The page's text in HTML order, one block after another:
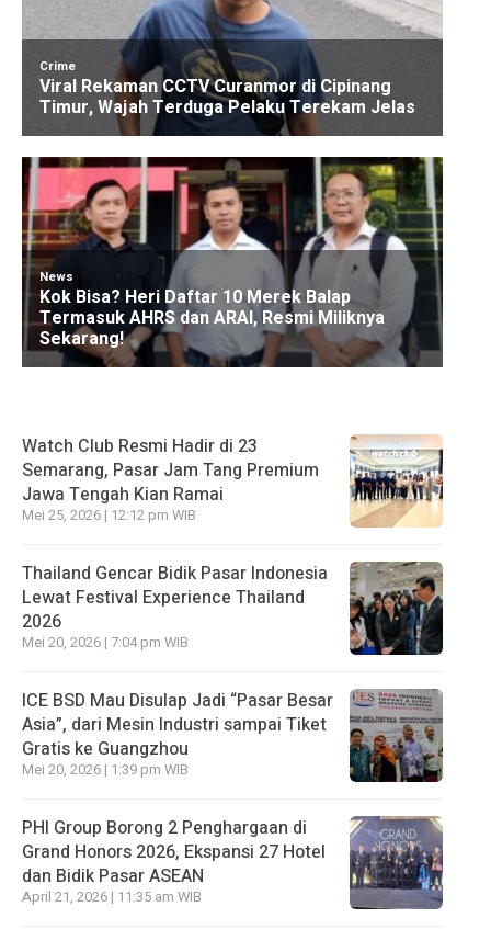
Watch Club Resmi Hadir di 23
Semarang, Pasar Jam Tang Premium
Jawa Tengah Kian Ramai
Mei 25, 2026 | 12:12 pm WIB
Thailand Gencar Bidik Pasar Indonesia
Lewat Festival Experience Thailand
2026
Mei 20, 2026 | 7:04 pm WIB
ICE BSD Mau Disulap Jadi “Pasar Besar
Asia”, dari Mesin Industri sampai Tiket
Gratis ke Guangzhou
Mei 20, 2026 | 1:39 pm WIB
PHI Group Borong 2 Penghargaan di
Grand Honors 2026, Ekspansi 27 Hotel
dan Bidik Pasar ASEAN
April 21, 2026 | 11:35 am WIB